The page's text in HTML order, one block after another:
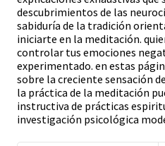
descubrimientos de las
sabiduría de la tradición
iniciarte en la meditación.
controlar tus emociones
experimentado. en estas
sobre la creciente sensación
la práctica de la meditación
instructiva de prácticas
investigación psicológica